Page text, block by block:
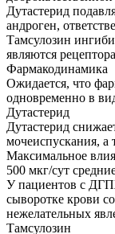
Дутастерид
андроген,
Тамсулозин
являются
Фармакодинамика
Ожидается, что
одновременно в
Дутастерид
Дутастерид
мочеиспускания, а
Максимальное
500 мкг/сут
У пациентов с
сыворотке крови
нежелательных
Тамсулозин